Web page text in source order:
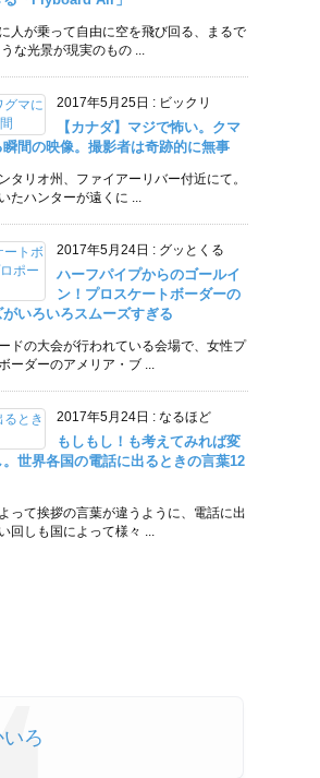
人が乗って自由に空を飛び回る、まるで
な光景が現実のもの ...
2017年5月25日 : ビックリ
【カナダ】マジで怖い。クマ
瞬間の映像。撮影者は奇跡的に無事
タリオ州、ファイアーリバー付近にて。
たハンターが遠くに ...
2017年5月24日 : グッとくる
ハーフパイプからのゴールイ
ン！プロスケートボーダーの
いろいろスムーズすぎる
ドの大会が行われている会場で、女性プ
ーダーのアメリア・ブ ...
2017年5月24日 : なるほど
もしもし！も考えてみれば変
世界各国の電話に出るときの言葉12
って挨拶の言葉が違うように、電話に出
回しも国によって様々 ...
ろ